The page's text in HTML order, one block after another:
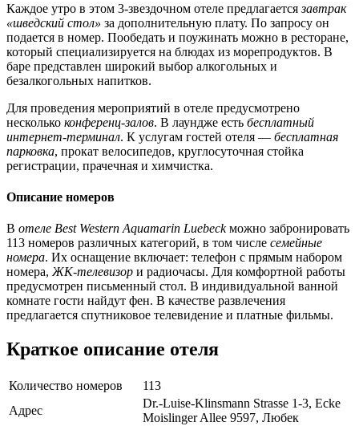
Каждое утро в этом 3-звездочном отеле предлагаетсязавтрак
«шведский стол» за дополнительную плату. По запросу он
подается в номер. Пообедать и поужинать можно в ресторане,
который специализируется на блюдах из морепродуктов. В
баре представлен широкий выбор алкогольных и
безалкогольных напитков.
Для проведения мероприятий в отеле предусмотрено
несколько конференц-залов. В лаундже есть бесплатный
интернет-терминал. К услугам гостей отеля — бесплатная
парковка, прокат велосипедов, круглосуточная стойка
регистрации, прачечная и химчистка.
Описание номеров
В отеле Best Western Aquamarin Luebeckможно забронировать
113 номеров различных категорий, в том числе семейные
номера. Их оснащение включает: телефон с прямым набором
номера, ЖК-телевизор и радиочасы. Для комфортной работы
предусмотрен письменный стол. В индивидуальной ванной
комнате гости найдут фен. В качестве развлечения
предлагается спутниковое телевидение и платные фильмы.
Краткое описание отеля
Количество номеров
113
Адрес
Dr.-Luise-Klinsmann Strasse 1-3, Ecke
Moislinger Allee 9597, Любек